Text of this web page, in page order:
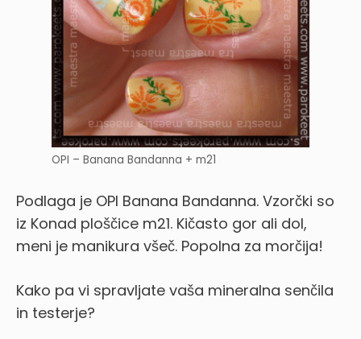
OPI – Banana Bandanna + m21
Podlaga je OPI Banana Bandanna. Vzorčki so
iz Konad ploščice m21. Kičasto gor ali dol,
meni je manikura všeč. Popolna za morčija!
Kako pa vi spravljate vaša mineralna senčila
in testerje?